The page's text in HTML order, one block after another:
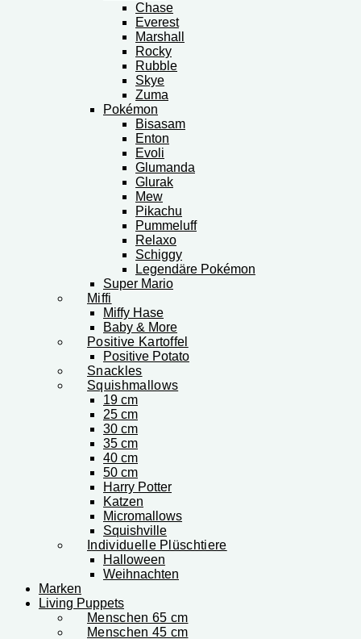
Chase
Everest
Marshall
Rocky
Rubble
Skye
Zuma
Pokémon
Bisasam
Enton
Evoli
Glumanda
Glurak
Mew
Pikachu
Pummeluff
Relaxo
Schiggy
Legendäre Pokémon
Super Mario
Miffi
Miffy Hase
Baby & More
Positive Kartoffel
Positive Potato
Snackles
Squishmallows
19 cm
25 cm
30 cm
35 cm
40 cm
50 cm
Harry Potter
Katzen
Micromallows
Squishville
Individuelle Plüschtiere
Halloween
Weihnachten
Marken
Living Puppets
Menschen 65 cm
Menschen 45 cm